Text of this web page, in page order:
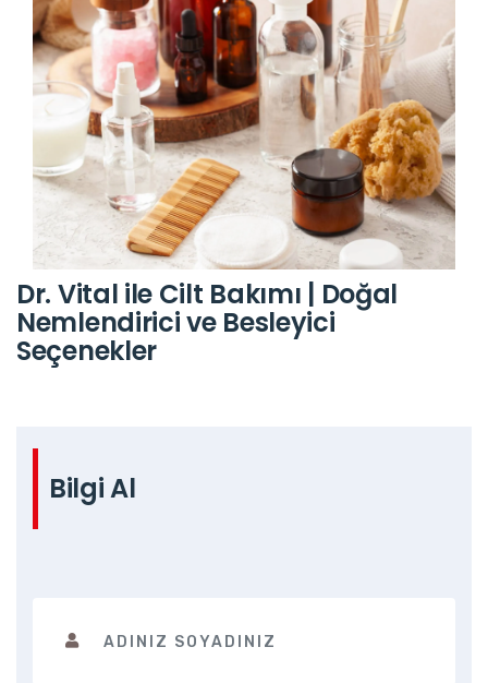
Dr. Vital ile Cilt Bakımı | Doğal
Nemlendirici ve Besleyici
Seçenekler
Bilgi Al